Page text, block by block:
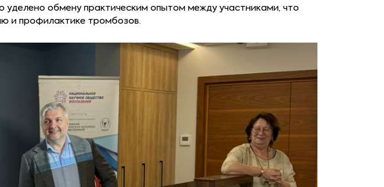
обмену практическим опытом между участниками, что
и профилактике тромбозов.